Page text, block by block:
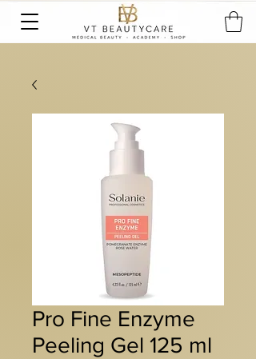
Pro Fine Enzyme
Peeling Gel 125 ml